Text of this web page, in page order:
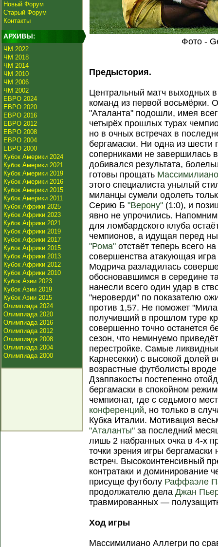
Новый Форум
Старый Форум
Контакты
АРХИВЫ:
ЧМ 2022
ЧМ 2018
ЧМ 2014
ЧМ 2010
ЧМ 2006
ЧМ 2002
ЕВРО 2024
ЕВРО 2020
ЕВРО 2016
ЕВРО 2012
ЕВРО 2008
ЕВРО 2004
ЕВРО 2000
Кубок Америки 2024
Кубок Америки 2021
Кубок Америки 2019
Кубок Америки 2016
Кубок Америки 2015
Кубок Америки 2011
Кубок Африки 2025
Кубок Африки 2023
Кубок Африки 2021
Кубок Африки 2019
Кубок Африки 2017
Кубок Африки 2015
Кубок Африки 2013
Кубок Африки 2012
Кубок Африки 2010
Кубок Азии 2023
Кубок Азии 2019
Кубок Азии 2015
Олимпиада 2024
Олимпиада 2020
Олимпиада 2016
Олимпиада 2012
Олимпиада 2008
Олимпиада 2004
Олимпиада 2000
Фото -
Предыстория.
Центральный матч выходных
команд из первой восьмёрки.
"Аталанта" подошли, имея
четырёх прошлых турах
но в очных встречах в
бергамаски. Ни одна из
соперниками не завершилась
добивался результата,
готовы прощать
этого специалиста унылый
миланцы сумели одолеть
Серию Б"Верону" (1:0), и
явно не упрочились.
для ломбардского клуба
чемпионов, а идущая перед
"Рома" отстаёт теперь всего
совершенства атакующая
Модрича разладилась
обосновавшимся в середине
нанесли всего один удар в
"нероверди" по показателю
против 1,57. Не поможет
получивший в прошлом туре
совершенно точно останется
сезон, что неминуемо
перестройке. Самые
Карнесекки) с высокой долей
возрастные футболисты
Дзаппакосты постепенно
бергамаски в спокойном
чемпионат, где с седьмого
конференций, но только в
Кубка Италии. Мотивация
"Аталанты" за последний
лишь 2 набранных очка в 4-х
точки зрения игры
встреч. Высокоинтенсивный
контратаки и доминирование
присуще футболу Раффаэле
продолжателю делаДжан
травмированных —
Ход игры
Массимилиано Аллегри по